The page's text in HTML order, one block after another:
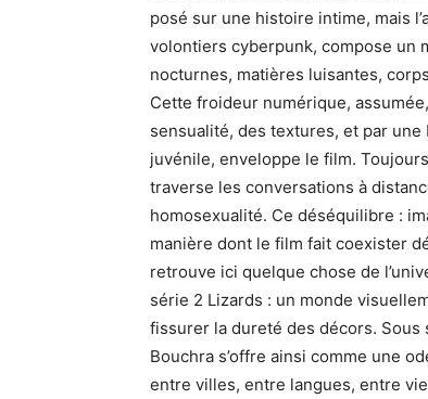
posé sur une histoire intime, mais
volontiers cyberpunk, compose un
nocturnes, matières luisantes,
Cette froideur numérique,
sensualité, des textures, et par
juvénile, enveloppe le film.
traverse les conversations à
homosexualité. Ce déséquilibre :
manière dont le film fait coexister
retrouve ici quelque chose de
série 2 Lizards : un monde
fissurer la dureté des décors.
Bouchra s’offre ainsi comme une
entre villes, entre langues, entre